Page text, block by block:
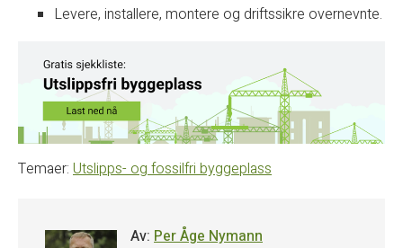
Levere, installere, montere og driftssikre overnevnte.
Temaer: Utslipps- og fossilfri byggeplass
Av: Per Åge Nymann